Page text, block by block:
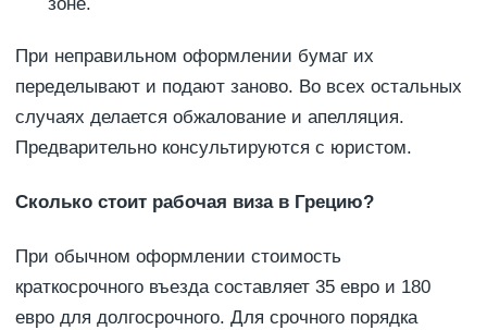
зоне.
При неправильном оформлении бумаг их
переделывают и подают заново. Во всех остальных
случаях делается обжалование и апелляция.
Предварительно консультируются с юристом.
Сколько стоит рабочая виза в Грецию?
При обычном оформлении стоимость
краткосрочного въезда составляет 35 евро и 180
евро для долгосрочного. Для срочного порядка